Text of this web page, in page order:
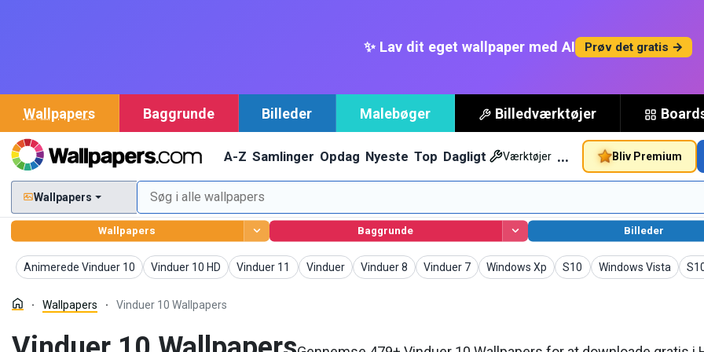
✨ Lav dit eget wallpaper med AI Prøv det gratis →
Wallpapers Baggrunde Billeder Malebøger Billedværktøjer
A-Z Samlinger Opdag Nyeste Top Dagligt Værktøjer … Bliv Premium
Wallpapers
Wallpapers Baggrunde Billeder
Animerede Vinduer 10
Wallpapers Vinduer 10 HD
Wallpapers Vinduer 11
Wallpapers Vinduer
Wallpapers Vinduer 8
Wallpapers Vinduer 7
Wallpapers Windows Xp
Wallpapers S10
WallpapersWindows Vista
Wallpapers
Wallpapers Vinduer 10 Wallpapers